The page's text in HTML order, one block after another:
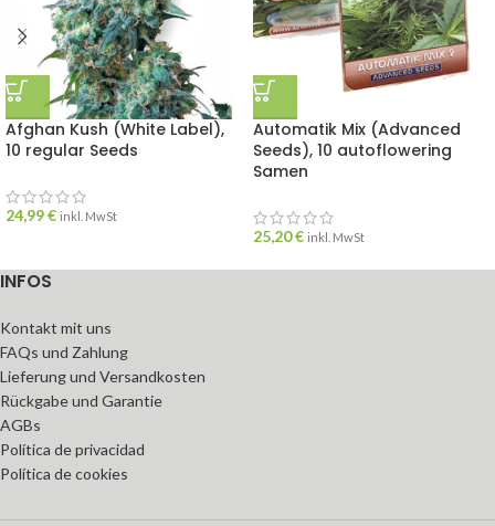
Afghan Kush (White Label),
10 regular Seeds
24,99€ inkl. MwSt
Automatik Mix (Advanced
Seeds), 10 autoflowering
Samen
25,20€ inkl. MwSt
INFOS
Kontakt mit uns
FAQs und Zahlung
Lieferung und Versandkosten
Rückgabe und Garantie
AGBs
Política de privacidad
Política de cookies